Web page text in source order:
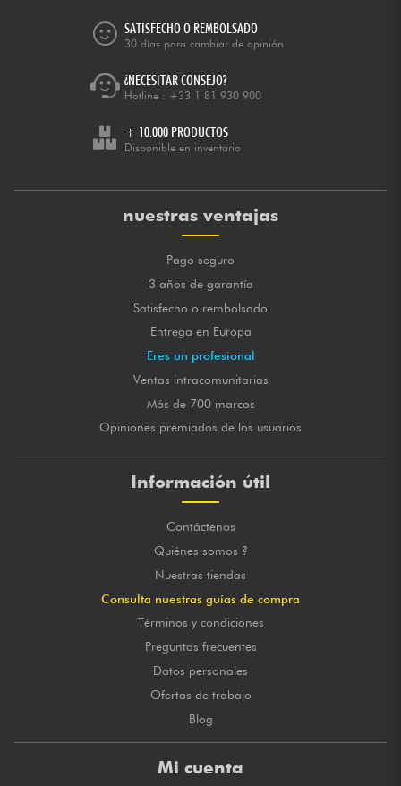
SATISFECHO O REMBOLSADO
30 días para cambiar de opinión
¿NECESITAR CONSEJO?
Hotline : +33 1 81 930 900
+ 10.000 PRODUCTOS
Disponible en inventario
nuestras ventajas
Pago seguro
3 años de garantía
Satisfecho o rembolsado
Entrega en Europa
Eres un profesional
Ventas intracomunitarias
Más de 700 marcas
Opiniones premiados de los usuarios
Información útil
Contáctenos
Quiénes somos ?
Nuestras tiendas
Consulta nuestras guías de compra
Términos y condiciones
Preguntas frecuentes
Datos personales
Ofertas de trabajo
Blog
Mi cuenta